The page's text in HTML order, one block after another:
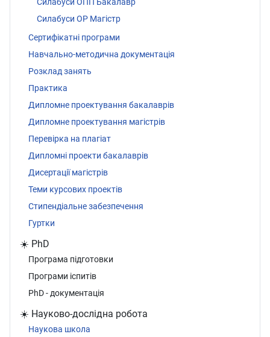
Силабуси ОР Магістр
Сертифікатні програми
Навчально-методична документація
Розклад занять
Практика
Дипломне проектування бакалаврів
Дипломне проектування магістрів
Перевірка на плагіат
Дипломні проекти бакалаврів
Дисертації магістрів
Теми курсових проектів
Стипендіальне забезпечення
Гуртки
☀️ PhD
Програма підготовки
Програми іспитів
PhD - документація
☀️ Науково-дослідна робота
Наукова школа